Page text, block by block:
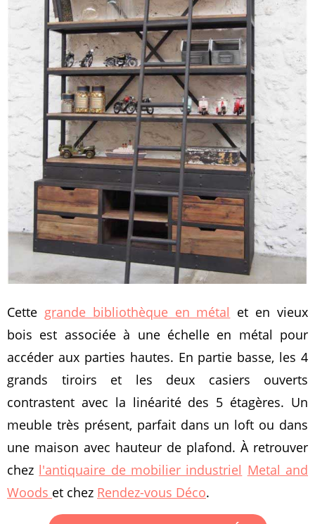
Cette grande bibliothèque en métal et en vieux
bois est associée à une échelle en métal pour
accéder aux parties hautes. En partie basse, les 4
grands tiroirs et les deux casiers ouverts
contrastent avec la linéarité des 5 étagères. Un
meuble très présent, parfait dans un loft ou dans
une maison avec hauteur de plafond. À retrouver
chez l'antiquaire de mobilier industriel Metal and
Woods et chez Rendez-vous Déco.